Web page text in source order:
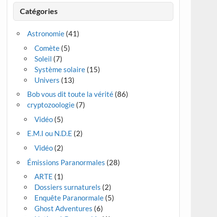
Catégories
Astronomie (41)
Comète (5)
Soleil (7)
Système solaire (15)
Univers (13)
Bob vous dit toute la vérité (86)
cryptozoologie (7)
Vidéo (5)
E.M.I ou N.D.E (2)
Vidéo (2)
Émissions Paranormales (28)
ARTE (1)
Dossiers surnaturels (2)
Enquête Paranormale (5)
Ghost Adventures (6)